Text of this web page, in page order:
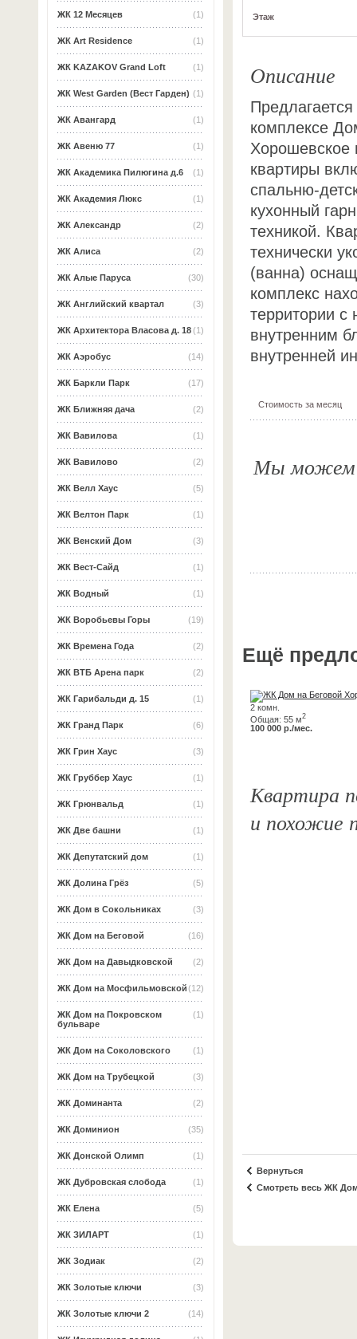
(1)
ЖК 12 Месяцев
(1)
ЖК Art Residence
(1)
ЖК KAZAKOV Grand Loft
(1)
ЖК West Garden (Вест Гарден)
(1)
ЖК Авангард
(1)
ЖК Авеню 77
(1)
ЖК Академика Пилюгина д.6
(1)
ЖК Академия Люкс
(2)
ЖК Александр
(2)
ЖК Алиса
(30)
ЖК Алые Паруса
(3)
ЖК Английский квартал
(1)
ЖК Архитектора Власова д. 18
(14)
ЖК Аэробус
(17)
ЖК Баркли Парк
(2)
ЖК Ближняя дача
(1)
ЖК Вавилова
(2)
ЖК Вавилово
(5)
ЖК Велл Хаус
(1)
ЖК Велтон Парк
(3)
ЖК Венский Дом
(1)
ЖК Вест-Сайд
(1)
ЖК Водный
(19)
ЖК Воробьевы Горы
(2)
ЖК Времена Года
(2)
ЖК ВТБ Арена парк
(1)
ЖК Гарибальди д. 15
(6)
ЖК Гранд Парк
(3)
ЖК Грин Хаус
(1)
ЖК Груббер Хаус
(1)
ЖК Грюнвальд
(1)
ЖК Две башни
(1)
ЖК Депутатский дом
(5)
ЖК Долина Грёз
(3)
ЖК Дом в Сокольниках
(16)
ЖК Дом на Беговой
(2)
ЖК Дом на Давыдковской
(12)
ЖК Дом на Мосфильмовской
(1)
ЖК Дом на Покровском
бульваре
(1)
ЖК Дом на Соколовского
(3)
ЖК Дом на Трубецкой
(2)
ЖК Доминанта
(35)
ЖК Доминион
(1)
ЖК Донской Олимп
(1)
ЖК Дубровская слобода
(5)
ЖК Елена
(1)
ЖК ЗИЛАРТ
(2)
ЖК Зодиак
(3)
ЖК Золотые ключи
(14)
ЖК Золотые ключи 2
Этаж
Описание
комплексе
Хорошевское
квартиры
спальню-
кухонный
техникой.
технически
(ванна)
комплекс
территории
внутренним
внутренней
Стоимость за месяц
Мы можем
Ещё
2 комн.
Общая: 55 м2
100 000 р./мес.
Квартира
и похожие
Вернуться
Смотреть весь ЖК